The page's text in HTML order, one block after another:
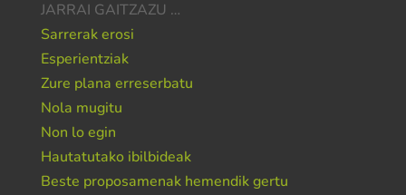
JARRAI GAITZAZU …
Sarrerak erosi
Esperientziak
Zure plana erreserbatu
Nola mugitu
Non lo egin
Hautatutako ibilbideak
Beste proposamenak hemendik gertu